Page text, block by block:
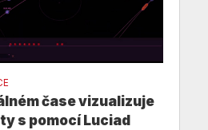
čase vizualizuje
s pomocí Luciad